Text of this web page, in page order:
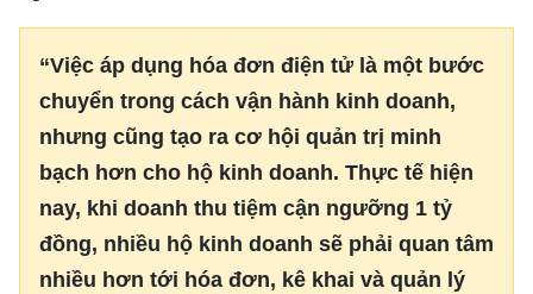
“Việc áp dụng hóa đơn điện tử là một bước
chuyển trong cách vận hành kinh doanh,
nhưng cũng tạo ra cơ hội quản trị minh
bạch hơn cho hộ kinh doanh. Thực tế hiện
nay, khi doanh thu tiệm cận ngưỡng 1 tỷ
đồng, nhiều hộ kinh doanh sẽ phải quan tâm
nhiều hơn tới hóa đơn, kê khai và quản lý